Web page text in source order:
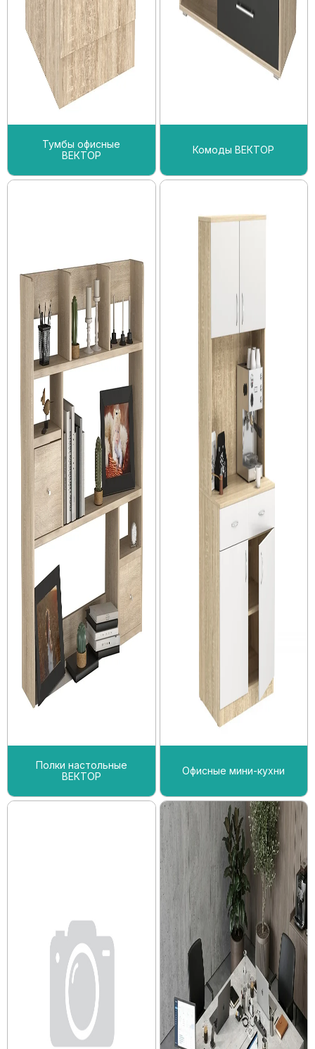
Тумбы офисные
ВЕКТОР
Комоды ВЕКТОР
Полки настольные
ВЕКТОР
Офисные мини-кухни